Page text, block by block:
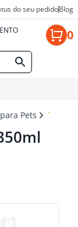
do seu pedidoBlog
0
Pets TIGELA